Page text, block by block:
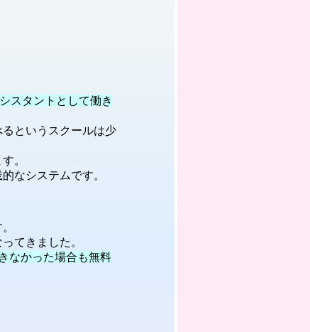
スタントとして働き
というスクールは少
。
なシステムです。
てきました。
なかった場合も無料